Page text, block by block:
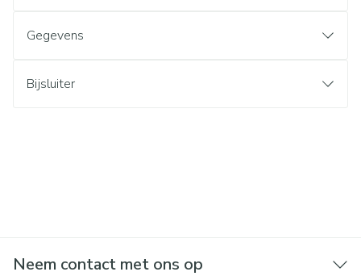
Gegevens
Bijsluiter
Neem contact met ons op